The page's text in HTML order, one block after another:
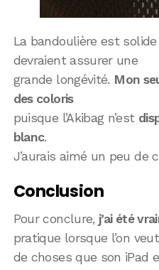
La bandoulière est
devraient assurer une
grande longévité. Mon
des coloris
puisque l’Akibag n’est
blanc.
J’aurais aimé un peu de
Conclusion
Pour conclure, j’ai été
pratique lorsque l’on
de choses que son iPad